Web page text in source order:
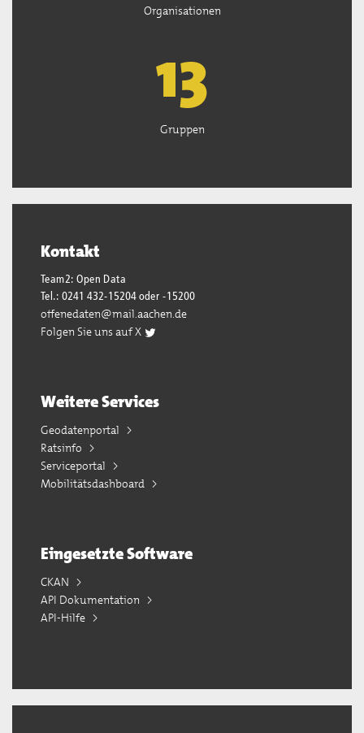
Organisationen
13
Gruppen
Kontakt
Team2: Open Data
Tel.: 0241 432-15204 oder -15200
offenedaten@mail.aachen.de
Folgen Sie uns auf X
Weitere Services
Geodatenportal
Ratsinfo
Serviceportal
Mobilitätsdashboard
Eingesetzte Software
CKAN
API Dokumentation
API-Hilfe